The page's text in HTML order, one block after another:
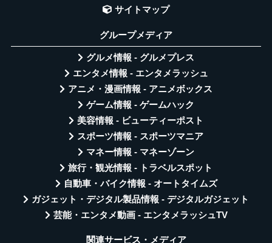
サイトマップ
グループメディア
グルメ情報 - グルメプレス
エンタメ情報 - エンタメラッシュ
アニメ・漫画情報 - アニメボックス
ゲーム情報 - ゲームハック
美容情報 - ビューティーポスト
スポーツ情報 - スポーツマニア
マネー情報 - マネーゾーン
旅行・観光情報 - トラベルスポット
自動車・バイク情報 - オートタイムズ
ガジェット・デジタル製品情報 - デジタルガジェット
芸能・エンタメ動画 - エンタメラッシュTV
関連サービス・メディア